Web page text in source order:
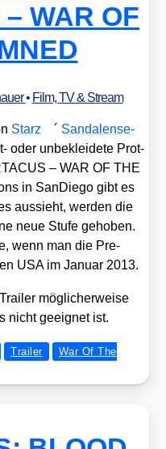
WAR OF
• Film, TV & Stream
Starz ´ San­da­len­se­
oder unbe­klei­de­te Prot­
– WAR OF THE
in San­Die­go gibt es
aus­sieht, wer­den die
neue Stu­fe geho­ben.
wenn man die Pre­
USA im Janu­ar 2013.
mög­li­cher­wei­se
nicht geeig­net ist.
Trailer
War Of The